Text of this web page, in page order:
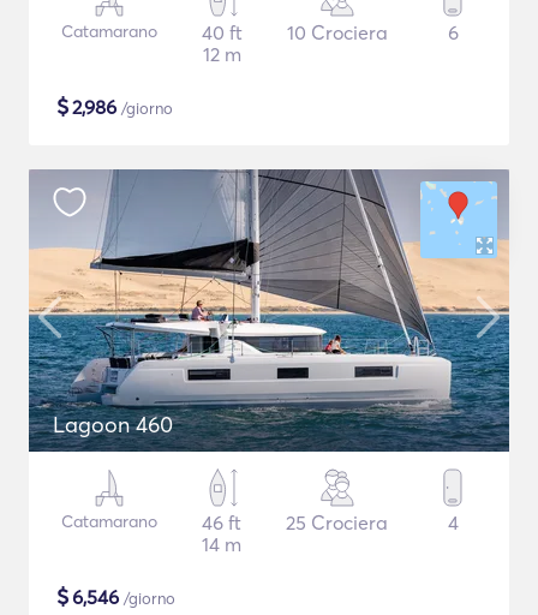
Catamarano
40 ft
12 m
10 Crociera 6
$2,986 /giorno
Lagoon 460
Catamarano
46 ft
14 m
25 Crociera 4
$6,546 /giorno